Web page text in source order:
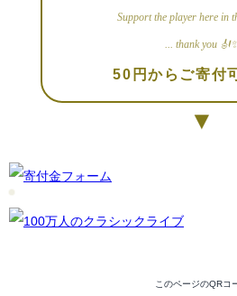
Support the player here in
... thank you
50円からご寄付
▼
このページのQRコ